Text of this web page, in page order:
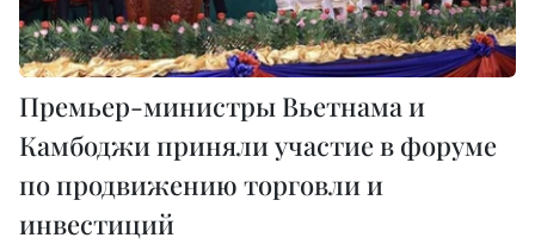
Премьер-министры Вьетнама и
Камбоджи приняли участие в форуме
по продвижению торговли и
инвестиций